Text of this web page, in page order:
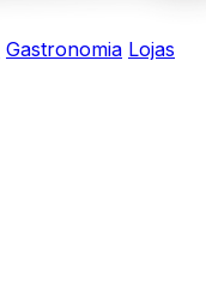
Gastronomia Lojas